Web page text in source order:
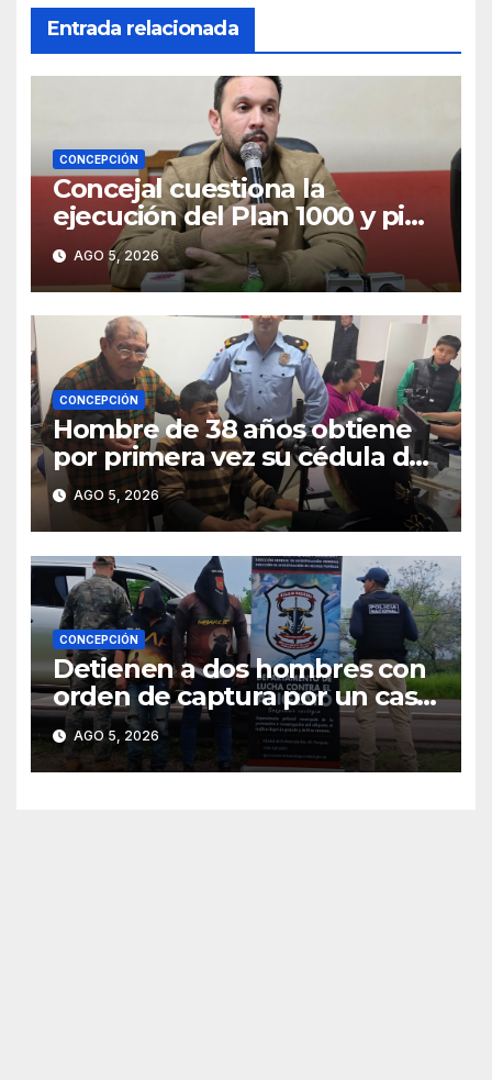
Entrada relacionada
CONCEPCIÓN
Concejal cuestiona la
ejecución del Plan 1000 y pide
mayor participación del
municipio
AGO 5, 2026
CONCEPCIÓN
Hombre de 38 años obtiene
por primera vez su cédula de
identidad en Concepción
AGO 5, 2026
CONCEPCIÓN
Detienen a dos hombres con
orden de captura por un caso
de abigeato
AGO 5, 2026